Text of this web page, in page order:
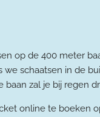
op de 400 meter
we schaatsen in de
baan zal je bij regen
online te boeken